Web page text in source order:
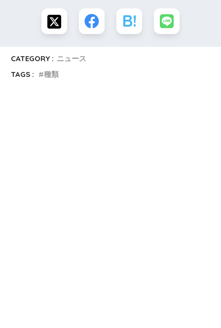
CATEGORY : ニュース
TAGS :
種類